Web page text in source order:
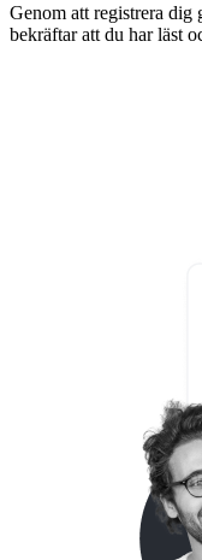
Genom att registrera dig
bekräftar att du har läst